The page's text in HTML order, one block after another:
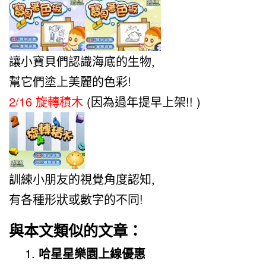
讓小寶貝們認識海底的生物,
幫它們塗上美麗的色彩!
2/16 旋轉積木 (因為過年提早上架!! )
訓練小朋友的視覺角度認知,
有各種形狀或數字的不同!
與本文類似的文章：
哈星星樂園上線優惠